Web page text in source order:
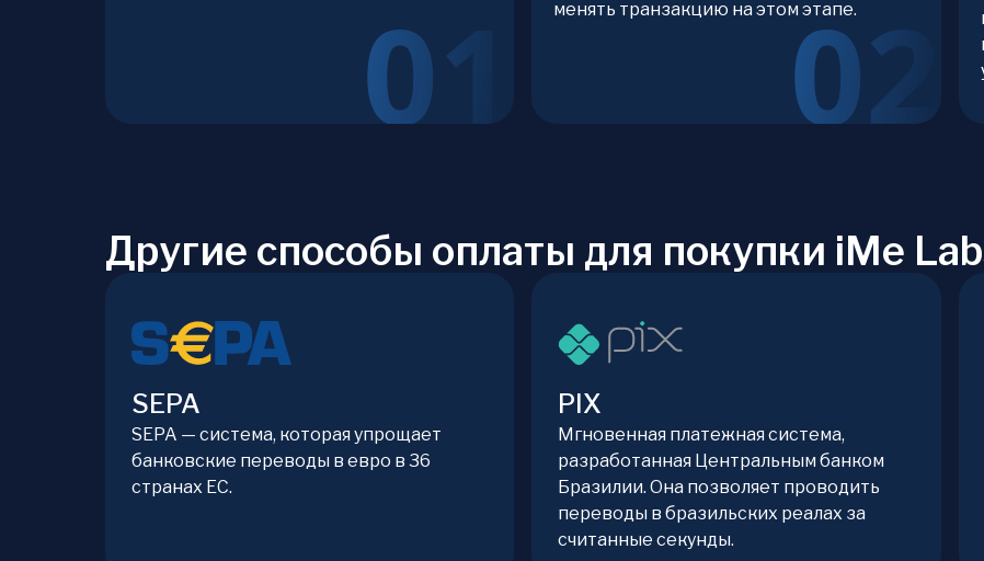
менять транзакцию на этом этапе.
Другие способы оплаты для покупки iMe
SEPA
SEPA — система, которая упрощает
банковские переводы в евро в 36
странах ЕС.
PIX
Мгновенная платежная система,
разработанная Центральным банком
Бразилии. Она позволяет проводить
переводы в бразильских реалах за
считанные секунды.